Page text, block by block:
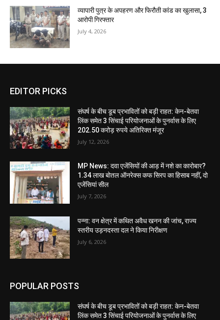
व्यापारी पुत्र के अपहरण और फिरौती कांड का खुलासा, 3
आरोपी गिरफ्तार
July 4, 2026
EDITOR PICKS
संघर्ष के बीच डूब प्रभावितों को बड़ी राहत: केन-बेतवा
लिंक समेत 3 सिंचाई परियोजनाओं के पुनर्वास के लिए
202.50 करोड़ रुपये अतिरिक्त मंजूर
July 12, 2026
MP News: दवा एजेंसियों की आड़ में नशे का कारोबार?
1.34 लाख बोतल ऑनरेक्स कफ सिरप का हिसाब नहीं, दो
एजेंसियां सील
July 7, 2026
पन्ना: वन क्षेत्र में कथित अवैध खनन की जांच, राज्य
स्तरीय उड़नदस्ता दल ने किया निरीक्षण
July 6, 2026
POPULAR POSTS
संघर्ष के बीच डूब प्रभावितों को बड़ी राहत: केन-बेतवा
लिंक समेत 3 सिंचाई परियोजनाओं के पुनर्वास के लिए